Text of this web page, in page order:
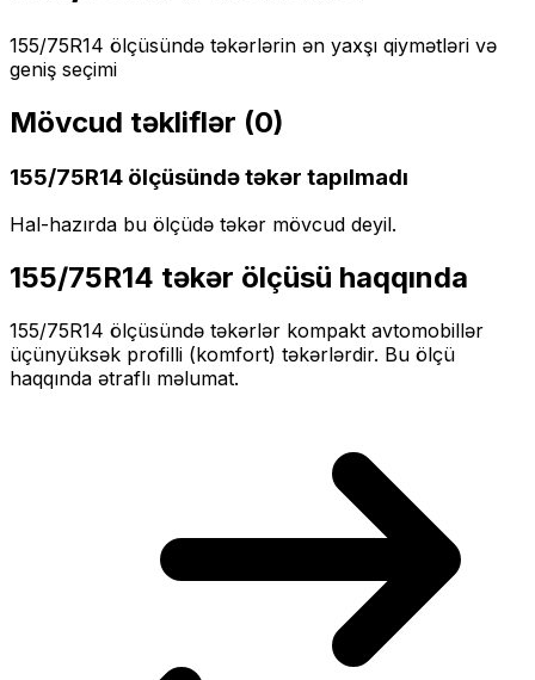
155/75R14 ölçüsündə təkərlərin ən yaxşı qiymətləri və
geniş seçimi
Mövcud təkliflər (0)
155/75R14 ölçüsündə təkər tapılmadı
Hal-hazırda bu ölçüdə təkər mövcud deyil.
155/75R14 təkər ölçüsü haqqında
155/75R14 ölçüsündə təkərlər kompakt avtomobillər
üçünyüksək profilli (komfort) təkərlərdir. Bu ölçü
haqqında ətraflı məlumat.